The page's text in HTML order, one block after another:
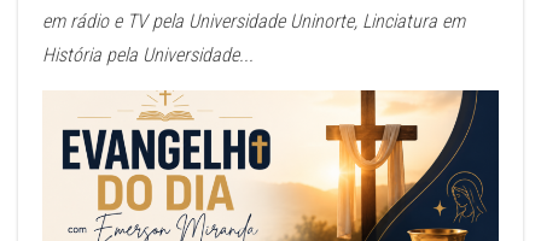
em rádio e TV pela Universidade Uninorte, Linciatura em
História pela Universidade...